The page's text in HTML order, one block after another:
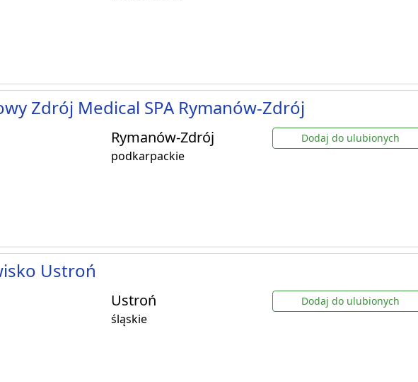
Zdrój Medical SPA Rymanów-Zdrój
Rymanów-Zdrój
podkarpackie
Dodaj do ulubionych
Ustroń
Ustroń
śląskie
Dodaj do ulubionych